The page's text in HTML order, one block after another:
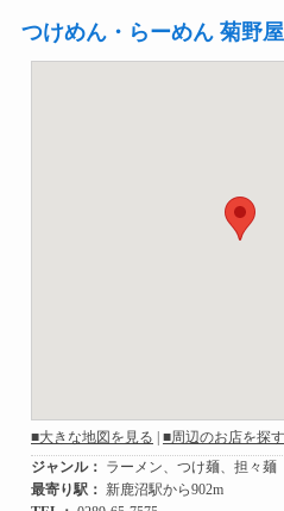
つけめん・らーめん 菊野屋